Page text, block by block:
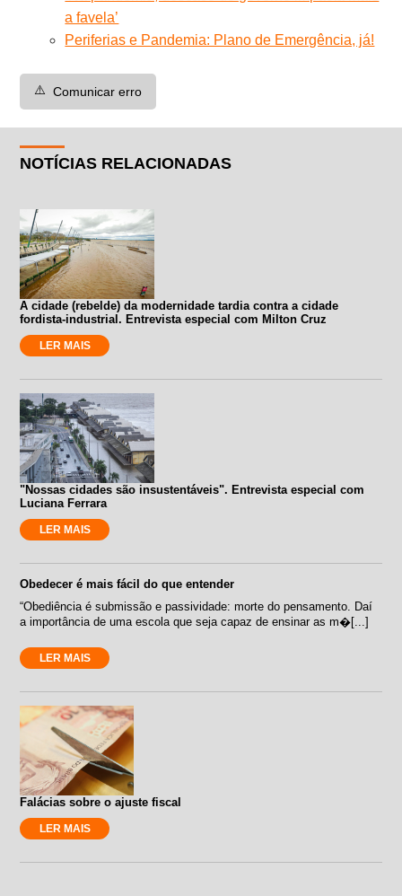
a favela’
Periferias e Pandemia: Plano de Emergência, já!
⚠️ Comunicar erro
NOTÍCIAS RELACIONADAS
A cidade (rebelde) da modernidade tardia contra a cidade
fordista-industrial. Entrevista especial com Milton Cruz
LER MAIS
"Nossas cidades são insustentáveis". Entrevista especial com
Luciana Ferrara
LER MAIS
Obedecer é mais fácil do que entender
“Obediência é submissão e passividade: morte do pensamento. Daí
a importância de uma escola que seja capaz de ensinar as m�[...]
LER MAIS
Falácias sobre o ajuste fiscal
LER MAIS